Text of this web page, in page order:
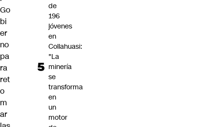
Go
bi
er
no
pa
ra
ret
o
m
ar
de
196
jóvenes
en
Collahuasi:
"La
minería
se
transforma
en
un
motor